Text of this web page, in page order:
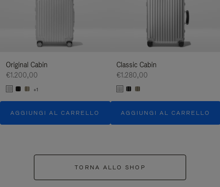
Original Cabin
€1.200,00
+1
AGGIUNGI AL CARRELLO
Classic Cabin
€1.280,00
AGGIUNGI AL CARRELLO
TORNA ALLO SHOP